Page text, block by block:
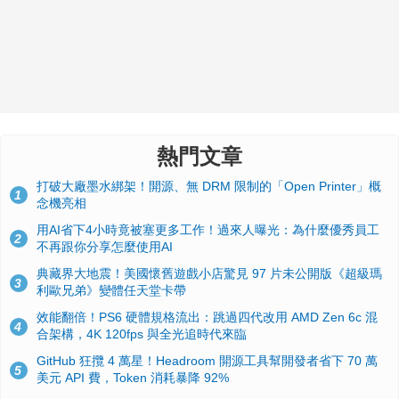
熱門文章
1
打破大廠墨水綁架！開源、無 DRM 限制的「Open Printer」概
念機亮相
2
用AI省下4小時竟被塞更多工作！過來人曝光：為什麼優秀員工
不再跟你分享怎麼使用AI
3
典藏界大地震！美國懷舊遊戲小店驚見 97 片未公開版《超級瑪
利歐兄弟》變體任天堂卡帶
4
效能翻倍！PS6 硬體規格流出：跳過四代改用 AMD Zen 6c 混
合架構，4K 120fps 與全光追時代來臨
5
GitHub 狂攬 4 萬星！Headroom 開源工具幫開發者省下 70 萬
美元 API 費，Token 消耗暴降 92%